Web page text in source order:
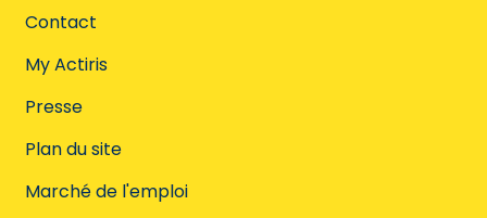
Contact
My Actiris
Presse
Plan du site
Marché de l'emploi